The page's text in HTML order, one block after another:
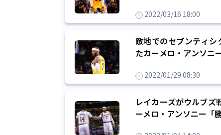
2022/03/16 18:00
敵地でのセブンティ
たカーメロ・アンソニ
2022/01/29 08:30
レイカーズがウルブズ
ーメロ・アンソニー「